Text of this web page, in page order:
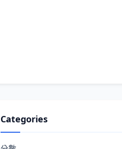
Categories